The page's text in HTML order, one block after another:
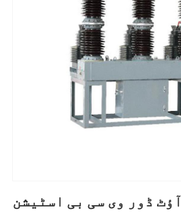
آؤٹ ڈور وی سی بی اسٹیشن